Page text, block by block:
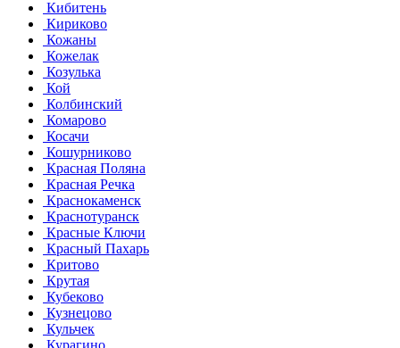
Кибитень
Кириково
Кожаны
Кожелак
Козулька
Кой
Колбинский
Комарово
Косачи
Кошурниково
Красная Поляна
Красная Речка
Краснокаменск
Краснотуранск
Красные Ключи
Красный Пахарь
Критово
Крутая
Кубеково
Кузнецово
Кульчек
Курагино